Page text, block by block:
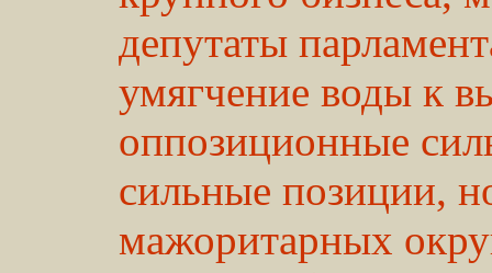
депутаты
умягчение воды к
оппозиционные
сильные позиции,
мажоритарных